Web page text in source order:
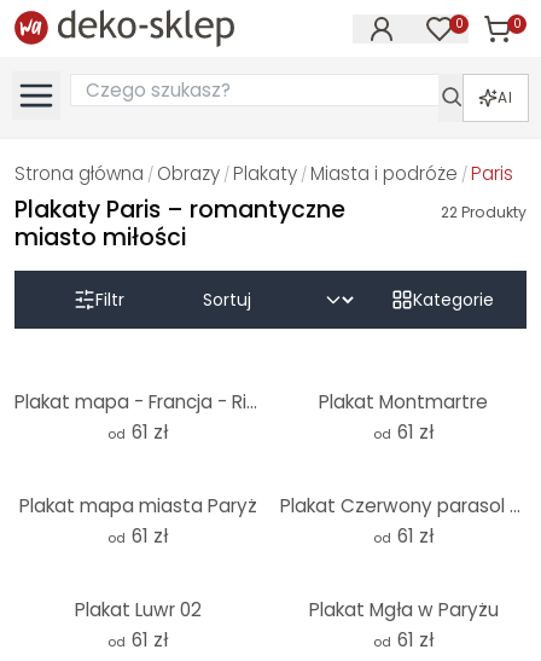
0 0
AI
Strona główna / Obrazy / Plakaty / Miasta i podróże /Paris
Plakaty Paris – romantyczne
miasto miłości
22Produkty
Filtr Kategorie
Plakat mapa - Francja - Rivers
od 61 zł
Plakat Montmartre
od 61 zł
Plakat mapa miasta Paryż
od 61 zł
Plakat Czerwony parasol w Paryżu Akwarela
od 61 zł
Plakat Luwr 02
od 61 zł
Plakat Mgła w Paryżu
od 61 zł